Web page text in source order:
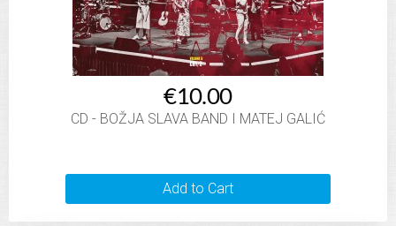
€10.00
CD - BOŽJA SLAVA BAND I MATEJ GALIĆ
Add to Cart